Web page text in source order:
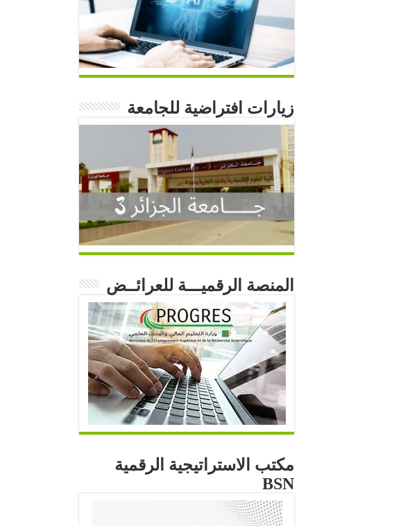
زيارات افتراضية للجامعة
المنصة الرقميـــة للعرائــض
مكتب الاستراتيجية الرقمية
BSN